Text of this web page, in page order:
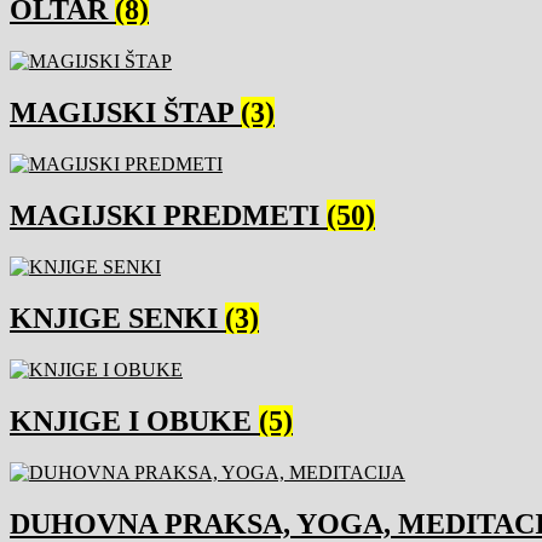
OLTAR (8)
MAGIJSKI ŠTAP (3)
MAGIJSKI PREDMETI (50)
KNJIGE SENKI (3)
KNJIGE I OBUKE (5)
DUHOVNA PRAKSA, YOGA,